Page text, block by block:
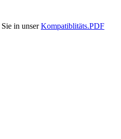
in unserKompatiblitäts.PDF